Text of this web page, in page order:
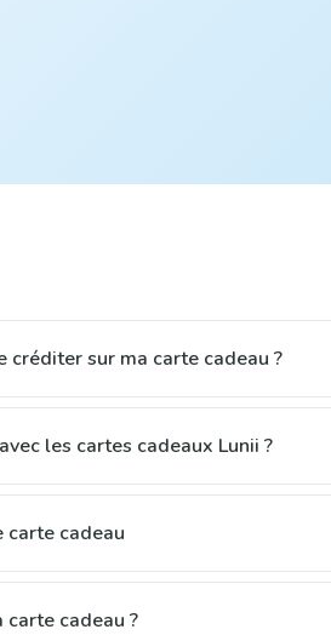
créditer sur ma carte cadeau ?
les cartes cadeaux Lunii ?
carte cadeau
cadeau ?